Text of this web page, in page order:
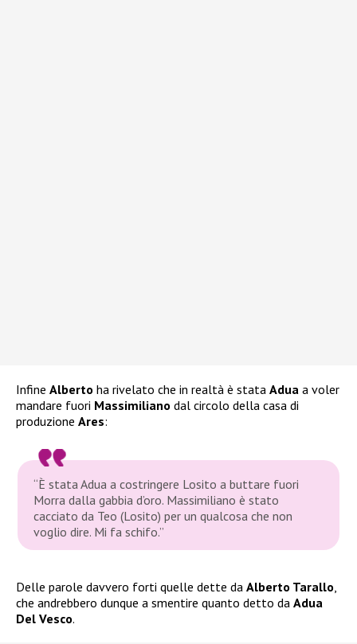
Infine Alberto ha rivelato che in realtà è stata Adua a voler
mandare fuori Massimiliano dal circolo della casa di
produzione Ares:
“È stata Adua a costringere Losito a buttare fuori
Morra dalla gabbia d’oro. Massimiliano è stato
cacciato da Teo (Losito) per un qualcosa che non
voglio dire. Mi fa schifo.”
Delle parole davvero forti quelle dette da Alberto Tarallo
che andrebbero dunque a smentire quanto detto da Adua
Del Vesco.